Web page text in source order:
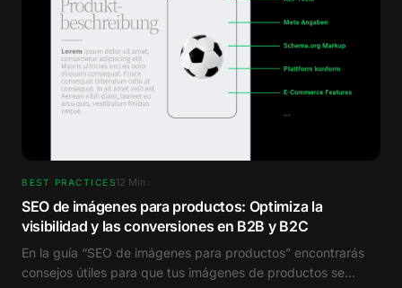
BEST PRACTICES12 Min.
SEO de imágenes para productos: Optimiza la
visibilidad y las conversiones en B2B y B2C
En la guía “SEO de imágenes para productos” encontrarás
consejos útiles para que tus imágenes de productos se